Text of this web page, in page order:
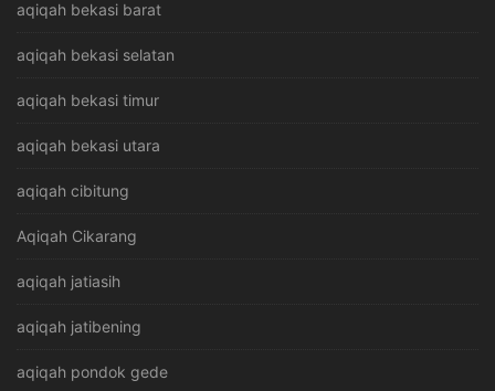
aqiqah bekasi barat
aqiqah bekasi selatan
aqiqah bekasi timur
aqiqah bekasi utara
aqiqah cibitung
Aqiqah Cikarang
aqiqah jatiasih
aqiqah jatibening
aqiqah pondok gede